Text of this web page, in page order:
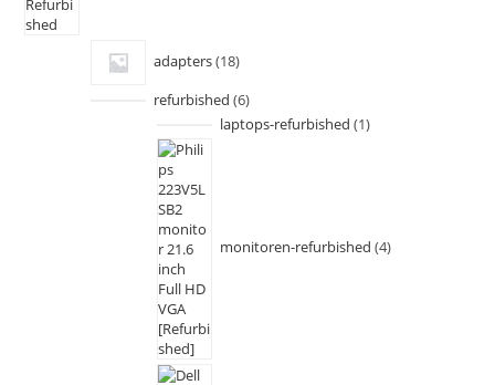
adapters 18
refurbished 6
laptops-refurbished 1
monitoren-refurbished 4